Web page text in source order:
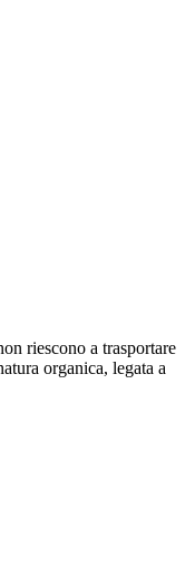
riescono a trasportare
organica, legata a